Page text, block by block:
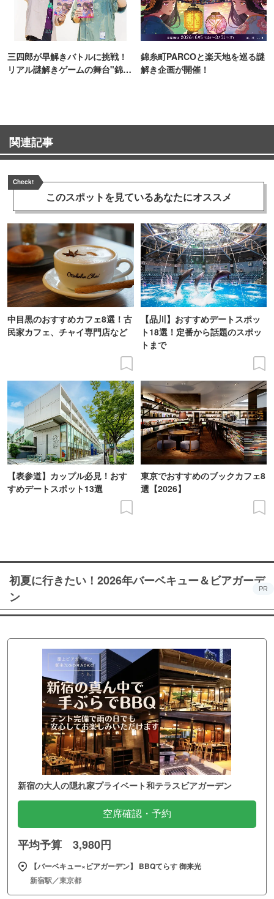
三四郎が早解きバトルに挑戦！
リアル謎解きゲームの舞台"錦糸
錦糸町PARCOと楽天地を巡る謎
解き企画が開催！
関連記事
Check!
このスポットを見ているあなたにオススメ
中目黒のおすすめカフェ8選！古
民家カフェ、チャイ専門店など
【品川】おすすめデートスポッ
ト18選！定番から話題のスポッ
トまで
【表参道】カップル必見！おす
すめデートスポット13選
東京でおすすめのブックカフェ8
選【2026】
初夏に行きたい！2026年バーベキュー＆ビアガーデ
ン
PR
新宿の大人の隠れ家プライベート和テラスビアガーデン
空席確認・予約
平均予算 3,980円
【バーベキュー×ビアガーデン】 BBQてらす 御来光
新宿駅／東京都